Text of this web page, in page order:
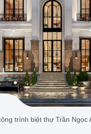
trình biệt thự Trần Ngọc